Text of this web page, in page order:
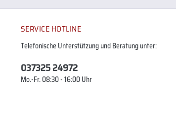
SERVICE HOTLINE
Telefonische Unterstützung und Beratung unter:
037325 24972
Mo.-Fr. 08:30 - 16:00 Uhr